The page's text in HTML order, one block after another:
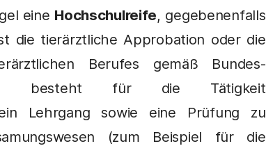
eine Hochschulreife, gegebenenfalls
die tierärztliche Approbation oder die
Berufes gemäß Bundes-
besteht für die Tätigkeit
Lehrgang sowie eine Prüfung zu
(zum Beispiel für die